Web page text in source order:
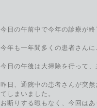
今日の午前中で今年の診療が終
今年も一年間多くの患者さん
今日の午後は大掃除を行って、
昨日、通院中の患者さんが突
てしまいました。
お断りする暇もなく、今回は